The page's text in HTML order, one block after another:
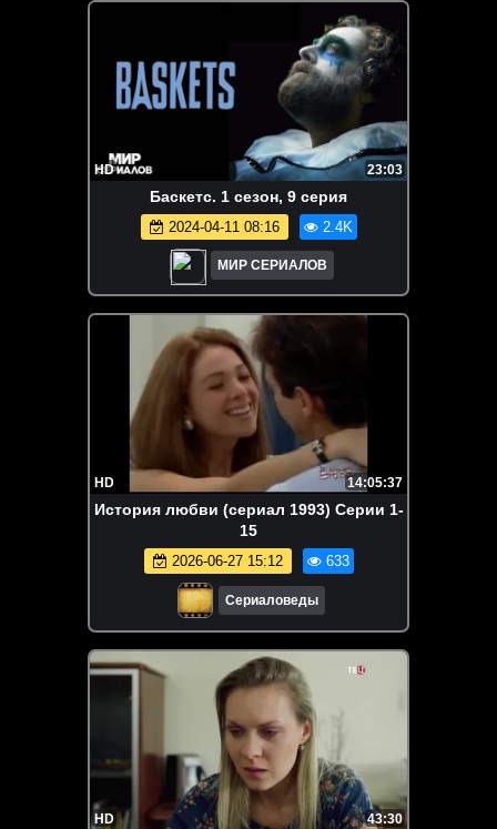
HD 23:03
Баскетс. 1 сезон, 9 серия
2024-04-11 08:16 2.4K
МИР СЕРИАЛОВ
HD 14:05:37
История любви (сериал 1993) Серии 1-
15
2026-06-27 15:12 633
Сериаловеды
HD 43:30